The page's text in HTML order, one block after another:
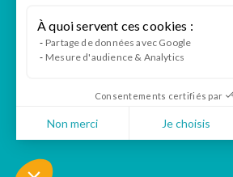
À quoi servent ces cookies :
Partage de données avec Google
Mesure d'audience & Analytics
Consentements certifiés par
Non merci Je choisis